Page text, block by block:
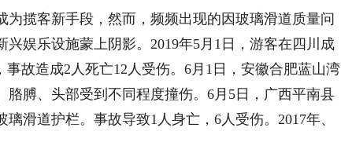
揽客新手段，然而，频频出现的因玻璃滑道质量问
娱乐设施蒙上阴影。2019年5月1日，游客在四川成
故造成2人死亡12人受伤。6月1日，安徽合肥蓝山湾
膊、头部受到不同程度撞伤。6月5日，广西平南县
滑道护栏。事故导致1人身亡，6人受伤。2017年、